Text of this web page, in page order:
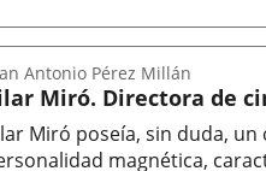
Miró. Directora de
Miró poseía, sin duda,
magnética,
Antonio Pérez Millán